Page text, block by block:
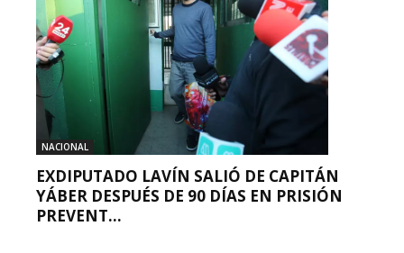
NACIONAL
EXDIPUTADO LAVÍN SALIÓ DE CAPITÁN
YÁBER DESPUÉS DE 90 DÍAS EN PRISIÓN
PREVENT...